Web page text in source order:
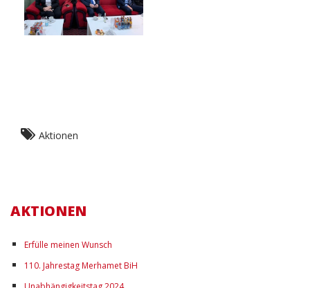
Aktionen
AKTIONEN
Erfülle meinen Wunsch
110. Jahrestag Merhamet BiH